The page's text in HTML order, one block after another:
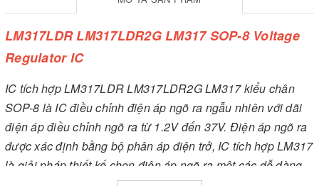
LM317LDR LM317LDR2G LM317 SOP-8 Voltage
Regulator IC
IC tích hợp LM317LDR LM317LDR2G LM317 kiểu chân
SOP-8 là IC điều chỉnh điện áp ngõ ra ngẫu nhiên với dãi
điện áp điều chỉnh ngõ ra từ 1.2V đến 37V. Điện áp ngõ ra
được xác định bằng bộ phân áp điện trở, IC tích hợp LM317
là giải pháp thiết kế chọn điện áp ngõ ra một các dễ dàng.